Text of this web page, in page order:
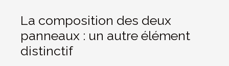
La composition des deux
panneaux : un autre élément
distinctif